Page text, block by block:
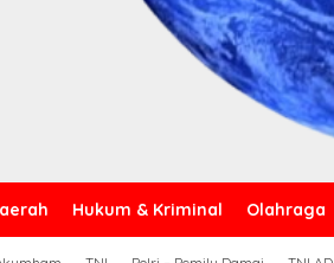
Hukum & Kriminal Olahraga